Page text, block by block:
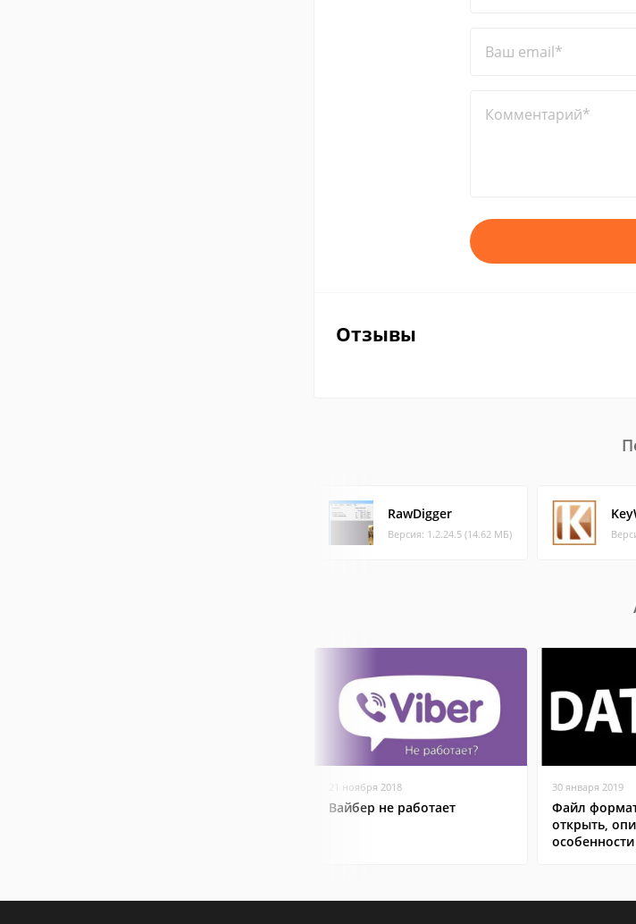
Ваш email*
Комментарий*
Отзывы
RawDigger
Версия: 1.2.24.5 (14.62 МБ)
21 ноября 2018
Вайбер не работает
30 января 2019
Файл
открыть,
особенности